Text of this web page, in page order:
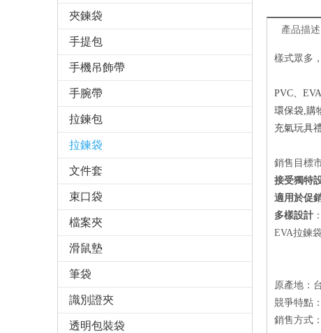
夾鍊袋
手提包
手機吊飾帶
手腕帶
拉鍊包
拉鍊袋
文件套
束口袋
檔案夾
滑鼠墊
筆袋
識別證夾
透明包裝袋
產品描述
樣式眾多
PVC、
環保袋,購
充氣玩具
銷售目標
接受獨特
適用於促
多樣設計
EVA拉鍊
原產地：
競爭特點
銷售方式